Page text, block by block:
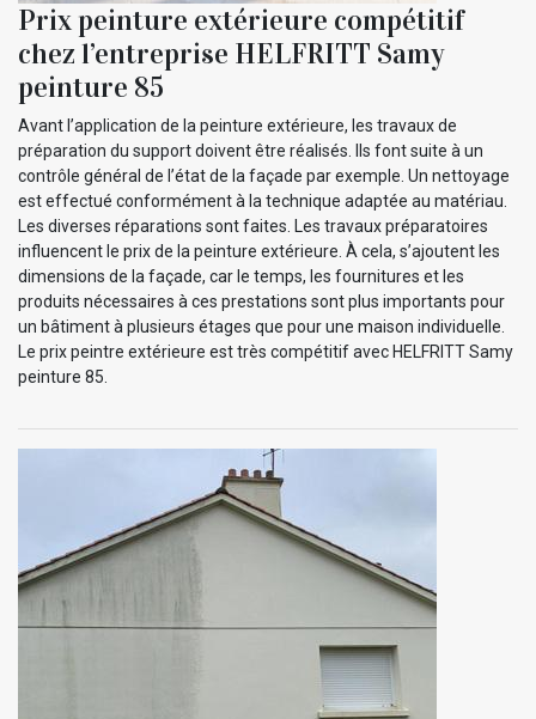
Prix peinture extérieure compétitif
chez l’entreprise HELFRITT Samy
peinture 85
Avant l’application de la peinture extérieure, les travaux de
préparation du support doivent être réalisés. Ils font suite à un
contrôle général de l’état de la façade par exemple. Un nettoyage
est effectué conformément à la technique adaptée au matériau.
Les diverses réparations sont faites. Les travaux préparatoires
influencent le prix de la peinture extérieure. À cela, s’ajoutent les
dimensions de la façade, car le temps, les fournitures et les
produits nécessaires à ces prestations sont plus importants pour
un bâtiment à plusieurs étages que pour une maison individuelle.
Le prix peintre extérieure est très compétitif avec HELFRITT Samy
peinture 85.